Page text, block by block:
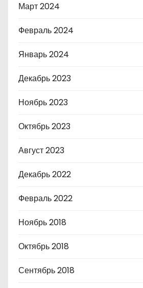
Март 2024
Февраль 2024
Январь 2024
Декабрь 2023
Ноябрь 2023
Октябрь 2023
Август 2023
Декабрь 2022
Февраль 2022
Ноябрь 2018
Октябрь 2018
Сентябрь 2018